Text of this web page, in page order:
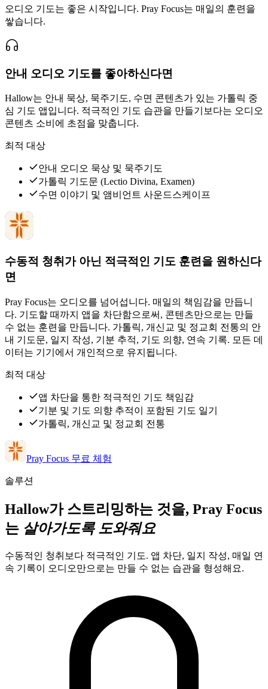
오디오 기도는 좋은 시작입니다. Pray Focus는 매일의 훈련을
쌓습니다.
안내 오디오 기도를 좋아하신다면
Hallow는 안내 묵상, 묵주기도, 수면 콘텐츠가 있는 가톨릭 중
심 기도 앱입니다. 적극적인 기도 습관을 만들기보다는 오디오
콘텐츠 소비에 초점을 맞춥니다.
최적 대상
안내 오디오 묵상 및 묵주기도
가톨릭 기도문 (Lectio Divina, Examen)
수면 이야기 및 앰비언트 사운드스케이프
수동적 청취가 아닌 적극적인 기도 훈련을 원하신다
면
Pray Focus는 오디오를 넘어섭니다. 매일의 책임감을 만듭니
다. 기도할 때까지 앱을 차단함으로써, 콘텐츠만으로는 만들
수 없는 훈련을 만듭니다. 가톨릭, 개신교 및 정교회 전통의 안
내 기도문, 일지 작성, 기분 추적, 기도 의향, 연속 기록. 모든 데
이터는 기기에서 개인적으로 유지됩니다.
최적 대상
앱 차단을 통한 적극적인 기도 책임감
기분 및 기도 의향 추적이 포함된 기도 일기
가톨릭, 개신교 및 정교회 전통
Pray Focus 무료 체험
솔루션
Hallow가 스트리밍하는 것을, Pray Focus
는 살아가도록 도와줘요
수동적인 청취보다 적극적인 기도. 앱 차단, 일지 작성, 매일 연
속 기록이 오디오만으로는 만들 수 없는 습관을 형성해요.